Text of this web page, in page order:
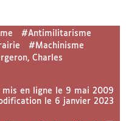
#Antimilitarisme
#Machinisme
Charles
en ligne le 9 mai 2009
le 6 janvier 2023